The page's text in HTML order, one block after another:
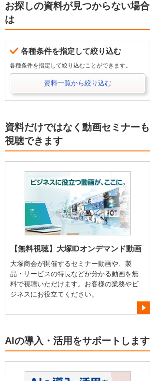
お探しの資料が見つからない場合
は
各種条件を指定して絞り込む
各種条件を指定して絞り込むことができます。
資料一覧から絞り込む
資料だけではなく動画セミナーも
視聴できます
【無料視聴】大塚IDオンデマンド動画
大塚商会が開催するセミナー動画や、製
品・サービスの特長などが分かる動画を無
料で視聴いただけます。お客様の業務やビ
ジネスにお役立てください。
AIの導入・活用をサポートします